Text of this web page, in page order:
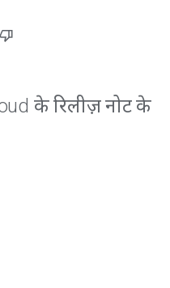
के रिलीज़ नोट के